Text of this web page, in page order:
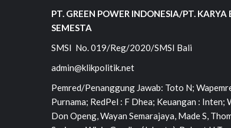
PT. GREEN POWER INDONESIA/PT. KARYA
SEMESTA
SMSI No. 019/Reg/2020/SMSI Bali
admin@klikpolitik.net
Pemred/Penanggung Jawab: Toto N;
Purnama; RedPel : F Dhea; Keuangan : Inten;
Don Openg, Wayan Semarajaya, Made S,